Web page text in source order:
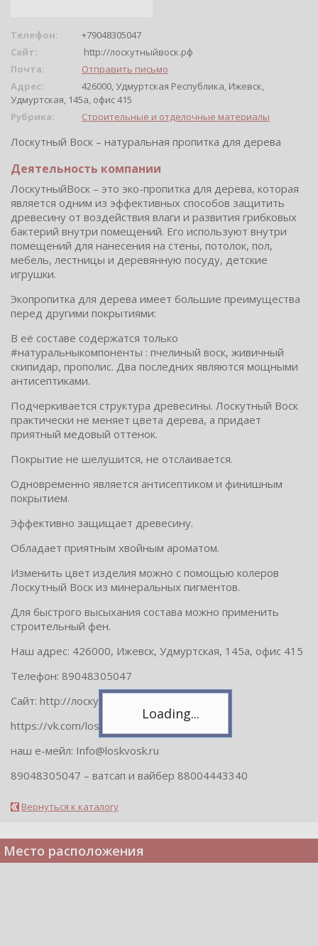
Телефон:
+79048305047
Сайт:
http://лоскутныйвоск.рф
Почта:
Отправить письмо
Адрес:
426000, Удмуртская Республика, Ижевск,
Удмуртская, 145а, офис 415
Рубрика:
Строительные и отделочные материалы
Лоскутный Воск – натуральная пропитка для дерева
Деятельность компании
ЛоскутныйВоск – это эко-пропитка для дерева, которая
является одним из эффективных способов защитить
древесину от воздействия влаги и развития грибковых
бактерий внутри помещений. Его используют внутри
помещений для нанесения на стены, потолок, пол,
мебель, лестницы и деревянную посуду, детские
игрушки.
Экопропитка для дерева имеет большие преимущества
перед другими покрытиями:
В её составе содержатся только
#натуральныкомпоненты : пчелиный воск, живичный
скипидар, прополис. Два последних являются мощными
антисептиками.
Подчеркивается структура древесины. Лоскутный Воск
практически не меняет цвета дерева, а придает
приятный медовый оттенок.
Покрытие не шелушится, не отслаивается.
Одновременно является антисептиком и финишным
покрытием.
Эффективно защищает древесину.
Обладает приятным хвойным ароматом.
Изменить цвет изделия можно с помощью колеров
Лоскутный Воск из минеральных пигментов.
Для быстрого высыхания состава можно применить
строительный фен.
Наш адрес: 426000, Ижевск, Удмуртская, 145а, офис 415
Телефон: 89048305047
Сайт: http://лоскутныйвоск.рф
https://vk.com/loskvosk
наш е-мейл: Info@loskvosk.ru
89048305047 – ватсап и вайбер 88004443340
Вернуться к каталогу
Место расположения
Telegram
Подпишитесь на канал,
чтобы следить за новостями.